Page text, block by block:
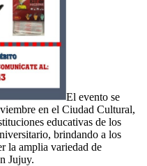
El evento se
en el Ciudad Cultural,
educativas de los
brindando a los
la amplia variedad de
Jujuy.